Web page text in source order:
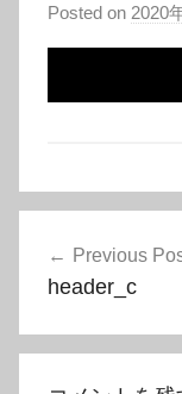
Posted on 2020
ビ
Previous
header_c